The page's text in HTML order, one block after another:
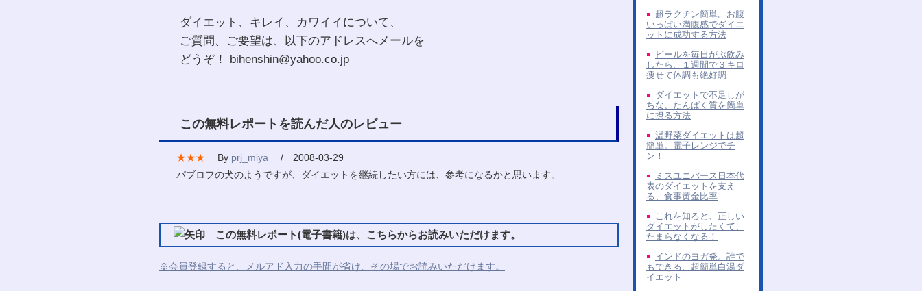
ダイエット、キレイ、カワイイについて、
ご質問、ご要望は、以下のアドレスへメールを
どうぞ！ bihenshin@yahoo.co.jp
この無料レポートを読んだ人のレビュー
★★★ By prj_miya / 2008-03-29
パブロフの犬のようですが、ダイエットを継続したい方には、参考になるかと思います。
この無料レポート(電子書籍)は、こちらからお読みいただけます。
※会員登録すると、メルアド入力の手間が省け、その場でお読みいただけます。
超ラクチン簡単。お腹
いっぱい満腹感でダイエ
ットに成功する方法
ビールを毎日がぶ飲み
したら、１週間で３キロ
痩せて体調も絶好調
ダイエットで不足しが
ちな、たんぱく質を簡単
に摂る方法
温野菜ダイエットは超
簡単。電子レンジでチ
ン！
ミスユニバース日本代
表のダイエットを支え
る、食事黄金比率
これを知ると、正しい
ダイエットがしたくて、
たまらなくなる！
インドのヨガ発。誰で
もできる、超簡単白湯ダ
イエット